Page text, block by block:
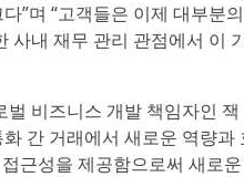
”며 “고객들은 이제 대부
사내 재무 관리 관점에서 이
비즈니스 개발 책임자인
간 거래에서 새로운 역량
근성을 제공함으로써 새로